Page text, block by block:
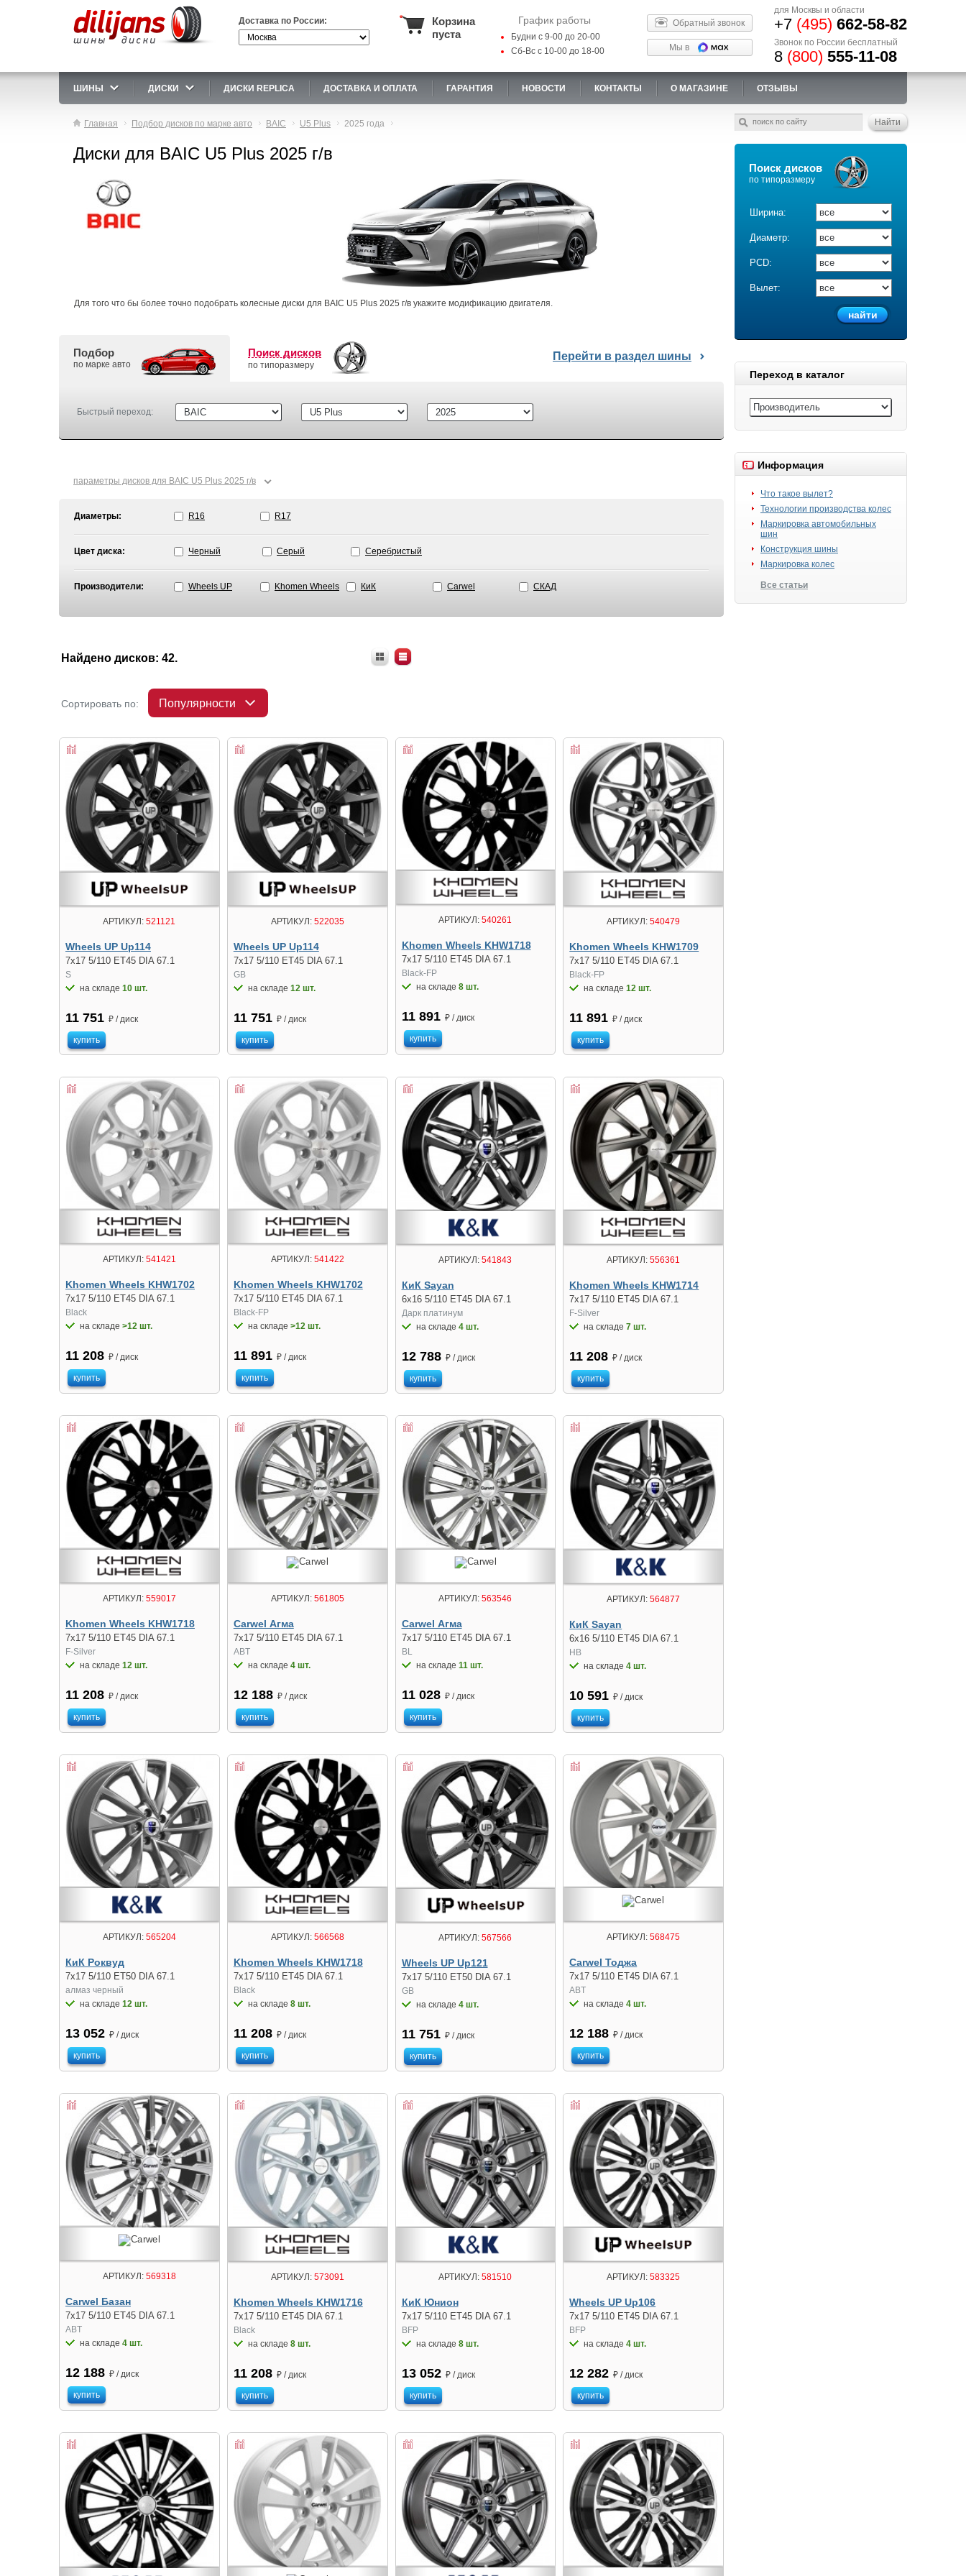
Доставка по России:
Корзина
пуста
График работы
Будни с 9-00 до 20-00
Сб-Вс с 10-00 до 18-00
Обратный звонок
Мы в
для Москвы и области
+7 (495) 662-58-82
Звонок по России бесплатный
8 (800) 555-11-08
ШИНЫ ДИСКИ ДИСКИ REPLICA ДОСТАВКА И ОПЛАТА ГАРАНТИЯ НОВОСТИ КОНТАКТЫ О МАГАЗИНЕ ОТЗЫВЫ
Главная Подбор дисков по марке авто BAIC U5 Plus 2025 года
Поиск дисков
по типоразмеру
Ширина:
Диаметр:
PCD:
Вылет:
Переход в каталог
Информация
Что такое вылет?
Технологии производства колес
Маркировка автомобильных
шин
Конструкция шины
Маркировка колес
Все статьи
Диски для BAIC U5 Plus 2025 г/в
Для того что бы более точно подобрать колесные диски для BAIC U5 Plus 2025 г/в укажите модификацию двигателя.
Перейти в раздел шины
Подбор
по марке авто
Поиск дисков
по типоразмеру
Быстрый переход:
параметры дисков для BAIC U5 Plus 2025 г/в ⌄
Диаметры: R16 R17
Цвет диска: Черный Серый Серебристый
Производители: Wheels UP Khomen Wheels КиК Carwel СКАД
Найдено дисков: 42.
Сортировать по: Популярности
АРТИКУЛ: 521121
Wheels UP Up114
7x17 5/110 ET45 DIA 67.1
S
на складе 10 шт.
11 751 ₽ / диск
купить
АРТИКУЛ:522035
Wheels UP Up114
7x17 5/110 ET45 DIA 67.1
GB
на складе 12 шт.
11 751 ₽ / диск
купить
АРТИКУЛ: 540261
Khomen Wheels KHW1718
7x17 5/110 ET45 DIA 67.1
Black-FP
на складе 8 шт.
11 891 ₽ / диск
купить
АРТИКУЛ: 540479
Khomen Wheels KHW1709
7x17 5/110 ET45 DIA 67.1
Black-FP
на складе12 шт.
11 891 ₽ / диск
купить
АРТИКУЛ:541421
Khomen Wheels KHW1702
7x17 5/110 ET45 DIA 67.1
Black
на складе >12 шт.
11 208 ₽ / диск
купить
АРТИКУЛ:541422
Khomen Wheels KHW1702
7x17 5/110 ET45 DIA 67.1
Black-FP
на складе >12 шт.
11 891 ₽ / диск
купить
АРТИКУЛ: 541843
КиК Sayan
6x16 5/110 ET45 DIA 67.1
Дарк платинум
на складе 4 шт.
12 788 ₽ / диск
купить
АРТИКУЛ: 556361
Khomen Wheels KHW1714
7x17 5/110 ET45 DIA 67.1
F-Silver
на складе7 шт.
11 208 ₽ / диск
купить
АРТИКУЛ:559017
Khomen Wheels KHW1718
7x17 5/110 ET45 DIA 67.1
F-Silver
на складе 12 шт.
11 208 ₽ / диск
купить
АРТИКУЛ:561805
Carwel Агма
7x17 5/110 ET45 DIA 67.1
ABT
на складе 4 шт.
12 188 ₽ / диск
купить
АРТИКУЛ: 563546
Carwel Агма
7x17 5/110 ET45 DIA 67.1
BL
на складе 11 шт.
11 028 ₽ / диск
купить
АРТИКУЛ: 564877
КиК Sayan
6x16 5/110 ET45 DIA 67.1
HB
на складе4 шт.
10 591 ₽ / диск
купить
АРТИКУЛ:565204
КиК Роквуд
7x17 5/110 ET50 DIA 67.1
алмаз чeрный
на складе 12 шт.
13 052 ₽ / диск
купить
АРТИКУЛ:566568
Khomen Wheels KHW1718
7x17 5/110 ET45 DIA 67.1
Black
на складе 8 шт.
11 208 ₽ / диск
купить
АРТИКУЛ: 567566
Wheels UP Up121
7x17 5/110 ET50 DIA 67.1
GB
на складе 4 шт.
11 751 ₽ / диск
купить
АРТИКУЛ: 568475
Carwel Тоджа
7x17 5/110 ET45 DIA 67.1
ABT
на складе4 шт.
12 188 ₽ / диск
купить
АРТИКУЛ:569318
Carwel Базан
7x17 5/110 ET45 DIA 67.1
ABT
на складе 4 шт.
12 188 ₽ / диск
купить
АРТИКУЛ:573091
Khomen Wheels KHW1716
7x17 5/110 ET45 DIA 67.1
Black
на складе 8 шт.
11 208 ₽ / диск
купить
АРТИКУЛ: 581510
КиК Юнион
7x17 5/110 ET45 DIA 67.1
BFP
на складе 8 шт.
13 052 ₽ / диск
купить
АРТИКУЛ: 583325
Wheels UP Up106
7x17 5/110 ET45 DIA 67.1
BFP
на складе4 шт.
12 282 ₽ / диск
купить